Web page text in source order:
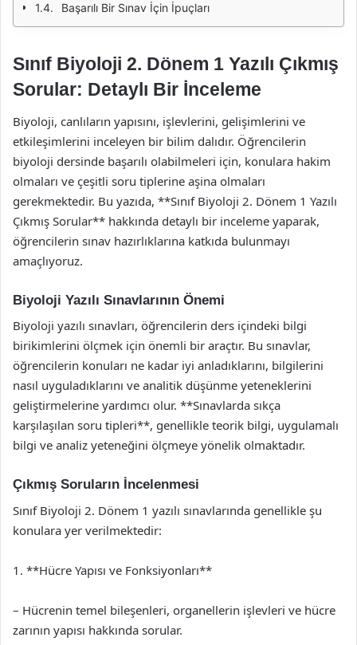
Başarılı Bir Sınav İçin İpuçları
Sınıf Biyoloji 2. Dönem 1 Yazılı Çıkmış
Sorular: Detaylı Bir İnceleme
Biyoloji, canlıların yapısını, işlevlerini, gelişimlerini ve
etkileşimlerini inceleyen bir bilim dalıdır. Öğrencilerin
biyoloji dersinde başarılı olabilmeleri için, konulara hakim
olmaları ve çeşitli soru tiplerine aşina olmaları
gerekmektedir. Bu yazıda, **Sınıf Biyoloji 2. Dönem 1 Yazılı
Çıkmış Sorular** hakkında detaylı bir inceleme yaparak,
öğrencilerin sınav hazırlıklarına katkıda bulunmayı
amaçlıyoruz.
Biyoloji Yazılı Sınavlarının Önemi
Biyoloji yazılı sınavları, öğrencilerin ders içindeki bilgi
birikimlerini ölçmek için önemli bir araçtır. Bu sınavlar,
öğrencilerin konuları ne kadar iyi anladıklarını, bilgilerini
nasıl uyguladıklarını ve analitik düşünme yeteneklerini
geliştirmelerine yardımcı olur. **Sınavlarda sıkça
karşılaşılan soru tipleri**, genellikle teorik bilgi, uygulamalı
bilgi ve analiz yeteneğini ölçmeye yönelik olmaktadır.
Çıkmış Soruların İncelenmesi
Sınıf Biyoloji 2. Dönem 1 yazılı sınavlarında genellikle şu
konulara yer verilmektedir:
1. **Hücre Yapısı ve Fonksiyonları**
– Hücrenin temel bileşenleri, organellerin işlevleri ve hücre
zarının yapısı hakkında sorular.